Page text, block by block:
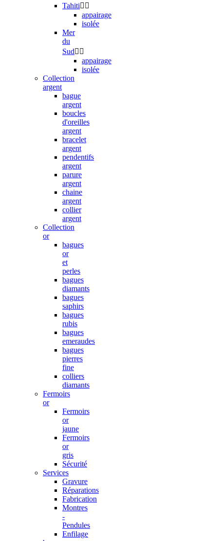
Tahiti 
appairage
isolée
Mer
du
Sud 
appairage
isolée
Collection
argent
bague
argent
boucles
d'oreilles
argent
bracelet
argent
pendentifs
argent
parure
argent
chaine
argent
collier
argent
Collection
or
bagues
or
et
perles
bagues
diamants
bagues
saphirs
bagues
rubis
bagues
emeraudes
bagues
pierres
fine
colliers
diamants
Fermoirs
or
Fermoirs
or
jaune
Fermoirs
or
gris
Sécurité
Services
Gravure
Réparations
Fabrication
Montres
-
Pendules
Enfilage